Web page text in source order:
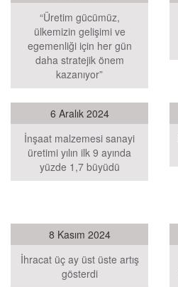
“Üretim gücümüz,
ülkemizin gelişimi ve
egemenliği için her gün
daha stratejik önem
kazanıyor”
6 Aralık 2024
İnşaat malzemesi sanayi
üretimi yılın ilk 9 ayında
yüzde 1,7 büyüdü
8 Kasım 2024
İhracat üç ay üst üste artış
gösterdi